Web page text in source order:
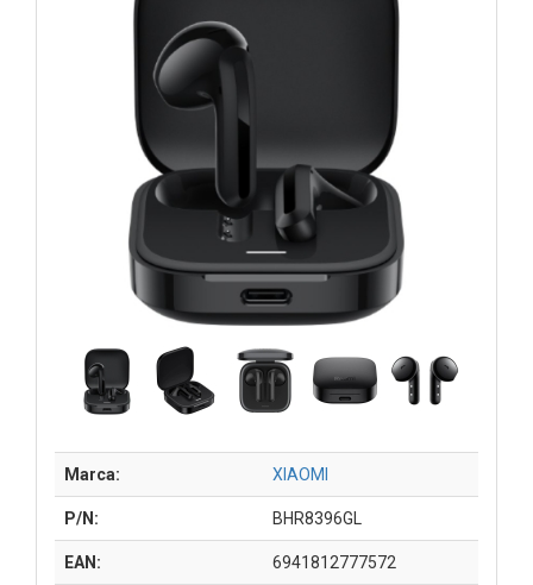
Marca: XIAOMI
P/N: BHR8396GL
EAN: 6941812777572